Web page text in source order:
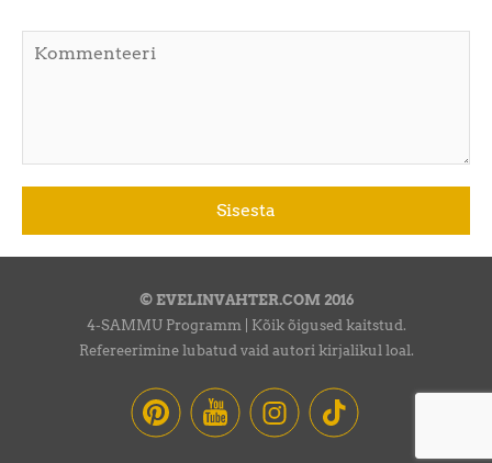
© EVELINVAHTER.COM 2016
4-SAMMU Programm | Kõik õigused kaitstud.
Refereerimine lubatud vaid autori kirjalikul loal.